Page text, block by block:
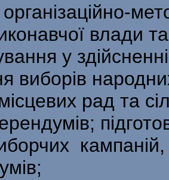
влади
у
виборів
рад та
кампаній,